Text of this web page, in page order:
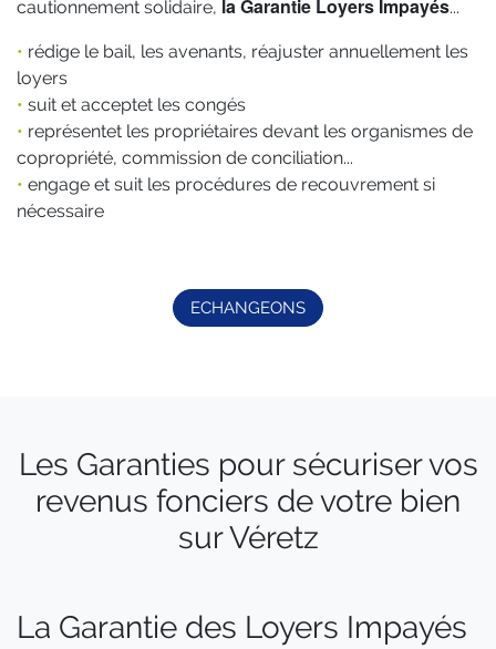
cautionnement solidaire, la Garantie Loyers Impayés...
• rédige le bail, les avenants, réajuster annuellement les
loyers
• suit et acceptet les congés
• représentet les propriétaires devant les organismes de
copropriété, commission de conciliation...
• engage et suit les procédures de recouvrement si
nécessaire
ECHANGEONS
Les Garanties pour sécuriser vos
revenus fonciers de votre bien
sur Véretz
La Garantie des Loyers Impayés